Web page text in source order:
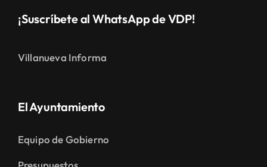
¡Suscríbete al WhatsApp de VDP!
Villanueva Informa
El Ayuntamiento
Equipo de Gobierno